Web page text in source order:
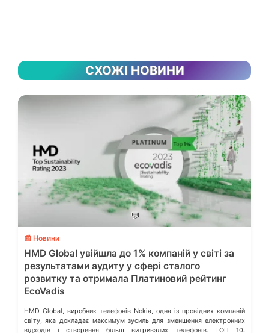
СХОЖІ НОВИНИ
💬
📰 Новини
HMD Global увійшла до 1% компаній у світі за
результатами аудиту у сфері сталого
розвитку та отримала Платиновий рейтинг
EcoVadis
HMD Global, виробник телефонів Nokia, одна із провідних компаній
світу, яка докладає максимум зусиль для зменшення електронних
відходів і створення більш витривалих телефонів. ТОП 10: